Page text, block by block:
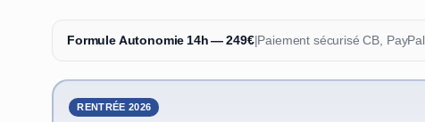
Formule Autonomie 14h — 249€|Paiement sécurisé CB, PayPal
RENTRÉE 2026